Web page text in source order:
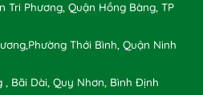
Tri Phương, Quận Hồng Bàng, TP
Thới Bình, Quận Ninh
, Bãi Dài, Quy Nhơn, Bình Định